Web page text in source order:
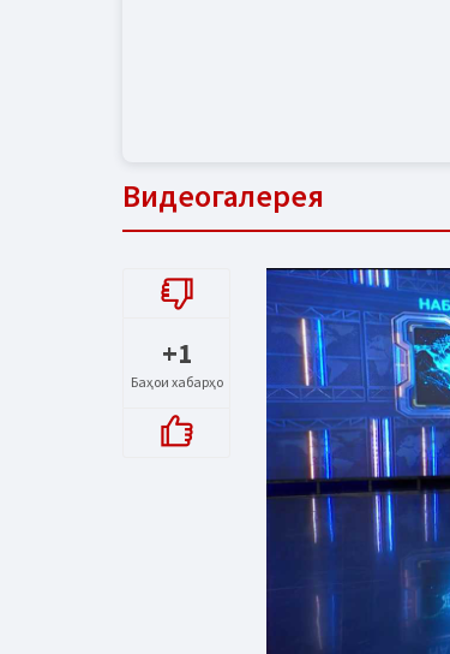
Видеогалерея
+1
Баҳои хабарҳо